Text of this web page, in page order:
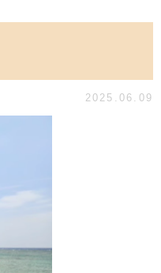
2025.06.09